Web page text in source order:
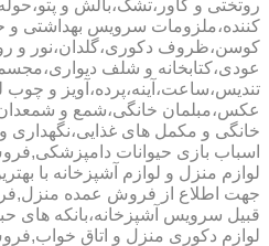
روتختی و کاور،تشک،بالش و
کننده،ملزومات سرویس بهداشتی و
کوسن،ظروف دکوری،گلدان،نور و
عودی،کتابخانه و شلف
تندیس،ساعت،آینه،پرده،آویز و چوب
عکس،مبلمان خانگی،شمع و
خانگی و مکمل های
اسباب بازی حیوانات
لوازم منزل و لوازم آشپزخانه با
جهت اطلاع از فروش عمده
قبیل سرویس آشپزخانه،بانکه های
لوازم دکوری منزل و اتاق